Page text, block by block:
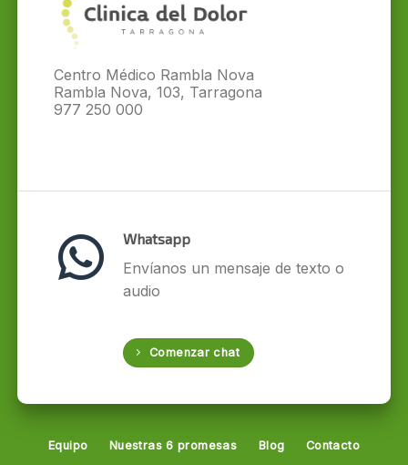
Centro Médico Rambla Nova
Rambla Nova, 103, Tarragona
977 250 000
Whatsapp
Envíanos un mensaje de texto o
audio
Comenzar chat
Equipo Nuestras 6 promesas Blog Contacto